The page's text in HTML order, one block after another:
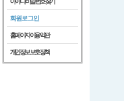
회원로그인
홈페이지이용약관
개인정보보호정책